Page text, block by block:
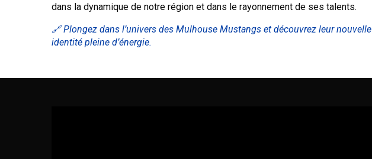
dans la dynamique de notre région et dans le rayonnement de ses talents.
🔗 Plongez dans l’univers des Mulhouse Mustangs et découvrez leur nouvelle
identité pleine d’énergie.